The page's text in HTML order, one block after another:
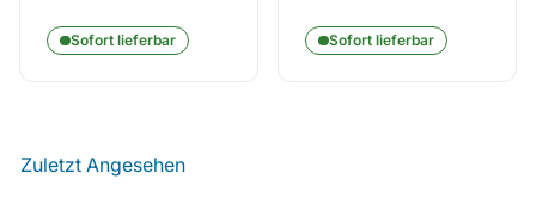
Sofort lieferbar Sofort lieferbar
Zuletzt Angesehen